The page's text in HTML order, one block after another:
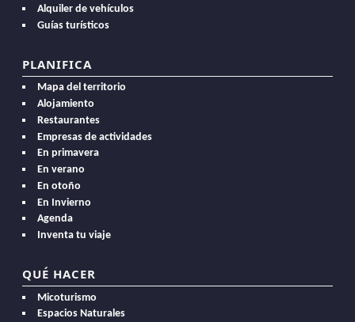
Alquiler de vehículos
Guías turísticos
PLANIFICA
Mapa del territorio
Alojamiento
Restaurantes
Empresas de actividades
En primavera
En verano
En otoño
En Invierno
Agenda
Inventa tu viaje
QUÉ HACER
Micoturismo
Espacios Naturales